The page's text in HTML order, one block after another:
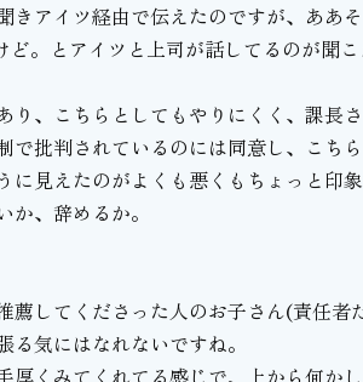
アイツ経由で伝えたのですが、ああ
。とアイツと上司が話してるのが聞
、こちらとしてもやりにくく、課長
批判されているのには同意し、こち
見えたのがよくも悪くもちょっと印
、辞めるか。
薦してくださった人のお子さん(責任者
気にはなれないですね。
くみてくれてる感じで、上から何か